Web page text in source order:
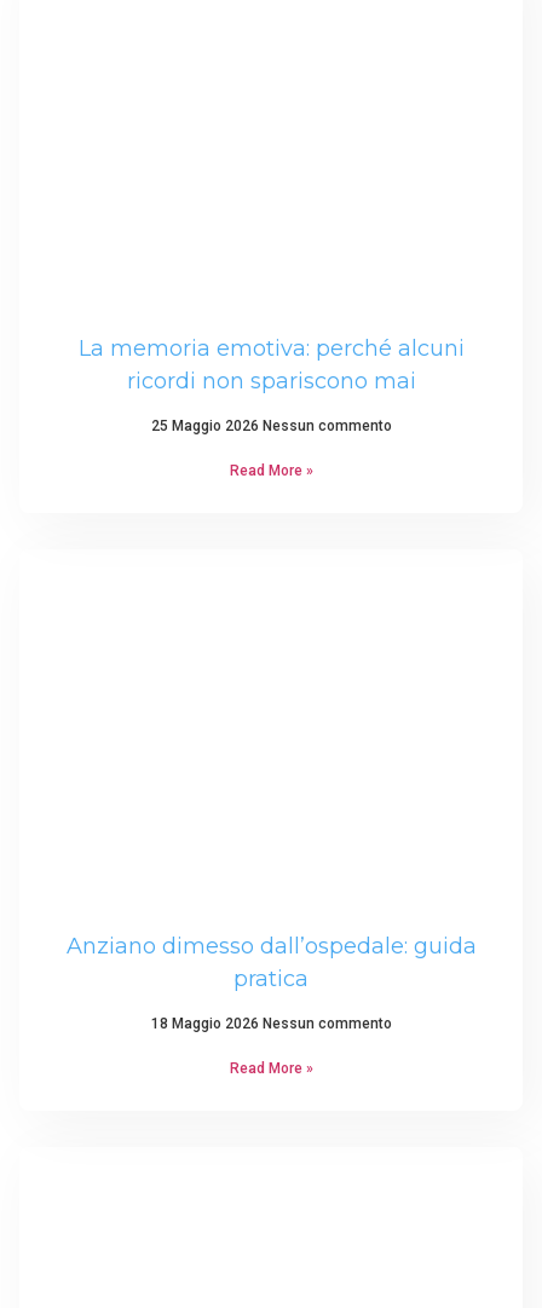
La memoria emotiva: perché alcuni
ricordi non spariscono mai
25 Maggio 2026 Nessun commento
Read More »
Anziano dimesso dall’ospedale: guida
pratica
18 Maggio 2026 Nessun commento
Read More »